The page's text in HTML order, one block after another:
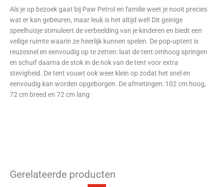
Als je op bezoek gaat bij Paw Petrol en familie weet je nooit precies
wat er kan gebeuren, maar leuk is het altijd wel! Dit geinige
speelhuisje stimuleert de verbeelding van je kinderen en biedt een
veilige ruimte waarin ze heerlijk kunnen spelen. De pop-uptent is
reuzesnel en eenvoudig op te zetten: laat de tent omhoog springen
en schuif daarna de stok in de nok van de tent voor extra
stevigheid. De tent vouwt ook weer klein op zodat het snel en
eenvoudig kan worden opgeborgen. De afmetingen: 102 cm hoog,
72 cm breed en 72 cm lang
Gerelateerde producten